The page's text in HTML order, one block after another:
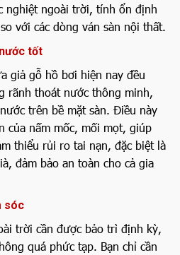
nghiệt ngoài trời, tính ổn định
với các dòng ván sàn nội thất.
tốt
giả gỗ hồ bơi hiện nay đều
rãnh thoát nước thông minh,
trên bề mặt sàn. Điều này
của nấm mốc, mối mọt, giúp
thiểu rủi ro tai nạn, đặc biệt là
đảm bảo an toàn cho cả gia
sóc
trời cần được bảo trì định kỳ,
quá phức tạp. Bạn chỉ cần